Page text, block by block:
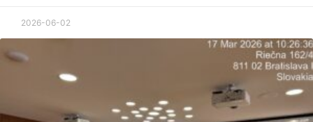
2026-06-02